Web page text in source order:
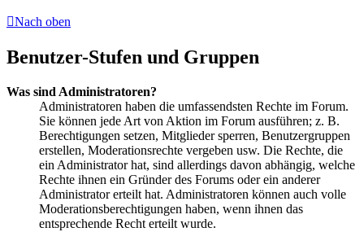
Nach oben
Benutzer-Stufen und Gruppen
Was sind Administratoren?
Administratoren haben die umfassendsten Rechte im Forum.
Sie können jede Art von Aktion im Forum ausführen; z. B.
Berechtigungen setzen, Mitglieder sperren, Benutzergruppen
erstellen, Moderationsrechte vergeben usw. Die Rechte, die
ein Administrator hat, sind allerdings davon abhängig, welche
Rechte ihnen ein Gründer des Forums oder ein anderer
Administrator erteilt hat. Administratoren können auch volle
Moderationsberechtigungen haben, wenn ihnen das
entsprechende Recht erteilt wurde.